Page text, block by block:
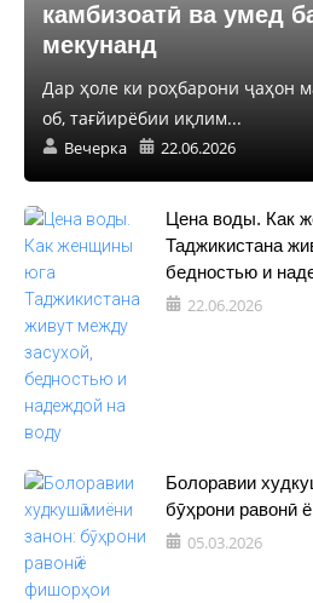
камбизоатӣ ва умед
мекунанд
Дар ҳоле ки роҳбарони ҷаҳон
об, тағйирёбии иқлим...
Вечерка 22.06.2026
Цена воды. Как
Таджикистана
бедностью и
22.06.2026
Болоравии
бӯҳрони равонӣ
05.03.2026